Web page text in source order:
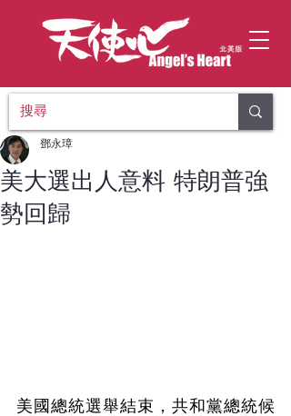
美大選出人意料 特朗普強
勢回歸
鄧永璋
美國總統選舉結束，共和黨總統候